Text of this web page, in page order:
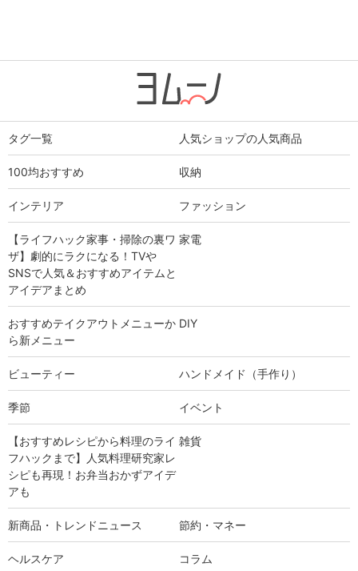
タグ一覧 人気ショップの人気商品
100均おすすめ 収納
インテリア ファッション
【ライフハック家事・掃除の裏ワ
ザ】劇的にラクになる！TVや
SNSで人気＆おすすめアイテムと
アイデアまとめ
家電
おすすめテイクアウトメニューか
ら新メニュー
DIY
ビューティー ハンドメイド（手作り）
季節 イベント
【おすすめレシピから料理のライ
フハックまで】人気料理研究家レ
シピも再現！お弁当おかずアイデ
アも
雑貨
新商品・トレンドニュース 節約・マネー
ヘルスケア コラム